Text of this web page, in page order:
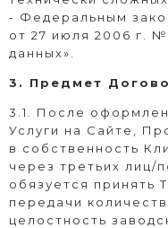
- Федеральным
от 27 июля 2006 г.
данных».
3. Предмет
3.1. После
Услуги на Сайте,
в собственность
через третьих лиц/
обязуется принять
передачи
целостность